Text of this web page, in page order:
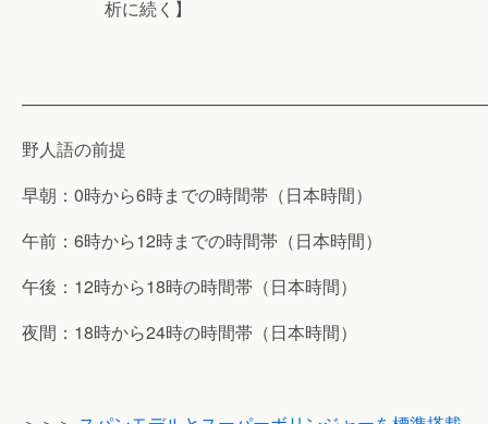
析に続く】
野人語の前提
早朝：0時から6時までの時間帯（日本時間）
午前：6時から12時までの時間帯（日本時間）
午後：12時から18時の時間帯（日本時間）
夜間：18時から24時の時間帯（日本時間）